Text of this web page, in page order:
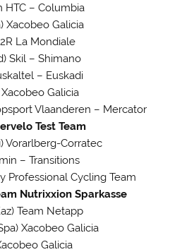
HTC – Columbia
Xacobeo Galicia
La Mondiale
Skil – Shimano
– Euskadi
Galicia
Vlaanderen – Mercator
Test Team
Vorarlberg-Corratec
– Transitions
Professional Cycling Team
Nutrixxion Sparkasse
Team Netapp
Xacobeo Galicia
Galicia